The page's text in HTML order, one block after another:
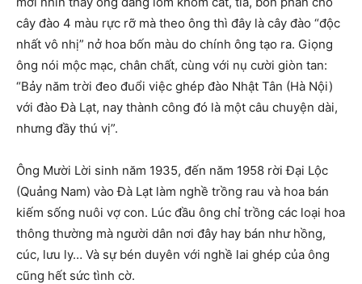
cây đào 4 màu rực rỡ mà theo ông thì đây là cây đào “độc
nhất vô nhị” nở hoa bốn màu do chính ông tạo ra. Giọng
ông nói mộc mạc, chân chất, cùng với nụ cười giòn tan:
“Bảy năm trời đeo đuổi việc ghép đào Nhật Tân (Hà Nội)
với đào Đà Lạt, nay thành công đó là một câu chuyện dài,
nhưng đầy thú vị”.
Ông Mười Lời sinh năm 1935, đến năm 1958 rời Đại Lộc
(Quảng Nam) vào Đà Lạt làm nghề trồng rau và hoa bán
kiếm sống nuôi vợ con. Lúc đầu ông chỉ trồng các loại hoa
thông thường mà người dân nơi đây hay bán như hồng,
cúc, lưu ly… Và sự bén duyên với nghề lai ghép của ông
cũng hết sức tình cờ.